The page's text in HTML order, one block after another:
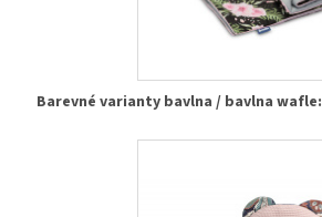
Barevné varianty bavlna / bavlna wafle: